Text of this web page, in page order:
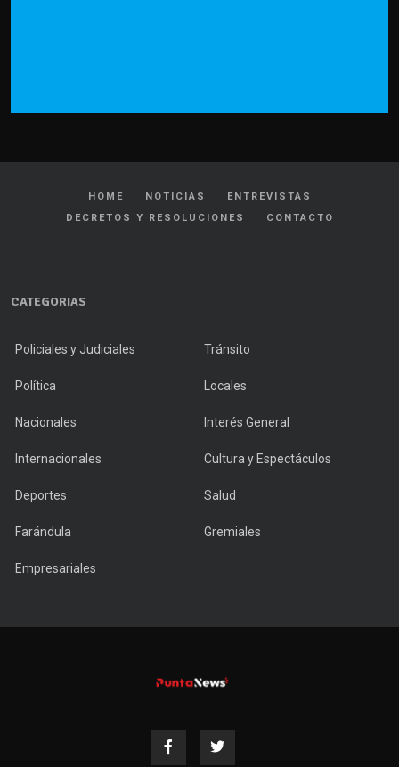
HOME NOTICIAS
ENTREVISTAS
DECRETOS Y RESOLUCIONES
CONTACTO
CATEGORIAS
Policiales y Judiciales Tránsito
Política Locales
Nacionales Interés General
Internacionales Cultura y Espectáculos
Deportes Salud
Farándula Gremiales
Empresariales